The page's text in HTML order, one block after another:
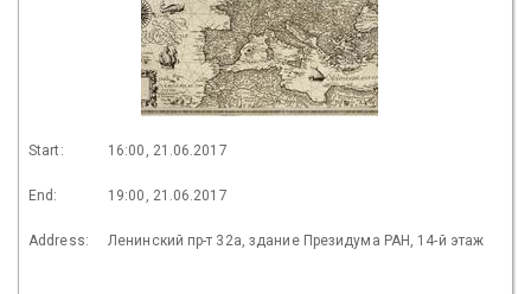
Start: 16:00, 21.06.2017
End: 19:00, 21.06.2017
Address: Ленинский пр-т 32а, здание Президума РАН, 14-й этаж